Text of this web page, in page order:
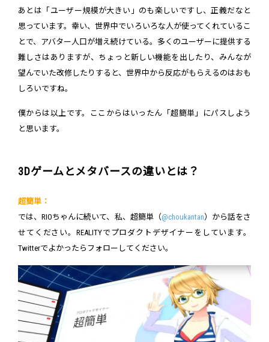
あとは「ユーザー規模が大きい」のも楽しいですし、正義だなと
思っています。幸い、世界中でいろいろな人が使ってくれているこ
とで、アバター人口が増え続けている。多くのユーザーに提供する
難しさはありますが、ちょっと新しい機能を出したり、みんなが
望んでいた改修したりすると、世界中から反応がもらえるのはおも
しろいですね。
僕からは以上です。ここからはいったん「超簡単」にパスしよう
と思います。
3Dゲームとメタバースの違いとは？
超簡単：
では、RIOちゃんに続いて、私、超簡単（@choukantan）から話をさ
せてください。REALITYでプロダクトデザイナーをしています。
Twitterでよかったらフォローしてください。